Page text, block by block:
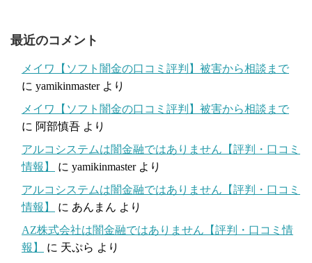
最近のコメント
メイワ【ソフト闇金の口コミ評判】被害から相談まで
に yamikinmasterより
メイワ【ソフト闇金の口コミ評判】被害から相談まで
に 阿部慎吾 より
アルコシステムは闇金融ではありません【評判・口コミ
情報】
に yamikinmasterより
アルコシステムは闇金融ではありません【評判・口コミ
情報】
に あんまん より
AZ株式会社は闇金融ではありません【評判・口コミ情
報】
に 天ぷら より